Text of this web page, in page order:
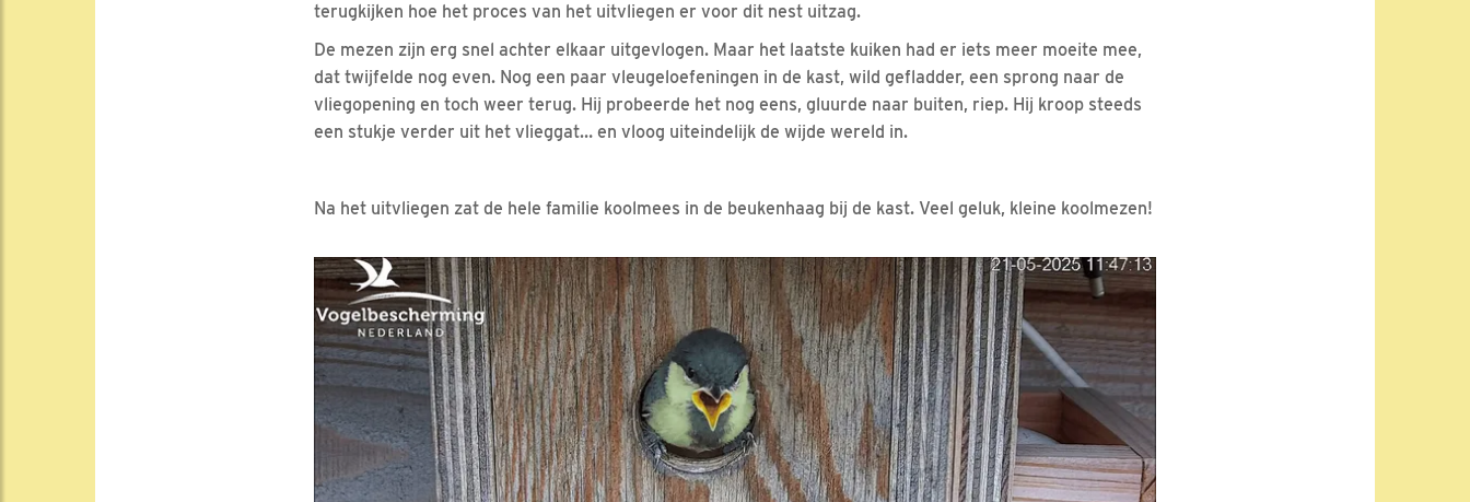
terugkijken hoe het proces van het uitvliegen er voor dit nest uitzag.
De mezen zijn erg snel achter elkaar uitgevlogen. Maar het laatste kuiken had er iets meer moeite mee,
dat twijfelde nog even. Nog een paar vleugeloefeningen in de kast, wild gefladder, een sprong naar de
vliegopening en toch weer terug. Hij probeerde het nog eens, gluurde naar buiten, riep. Hij kroop steeds
een stukje verder uit het vlieggat… en vloog uiteindelijk de wijde wereld in.
Na het uitvliegen zat de hele familie koolmees in de beukenhaag bij de kast. Veel geluk, kleine koolmezen!